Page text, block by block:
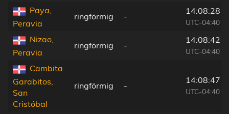
Paya,
Peravia
ringförmig -
14:08:28
UTC-04:40
Nizao,
Peravia
ringförmig -
14:08:42
UTC-04:40
Cambita
Garabitos,
San
Cristóbal
ringförmig -
14:08:47
UTC-04:40